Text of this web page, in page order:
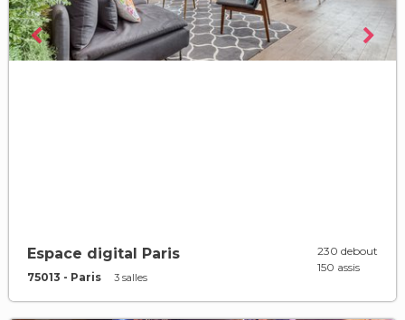
Espace digital Paris
75013 - Paris 3 salles
230 debout
150 assis